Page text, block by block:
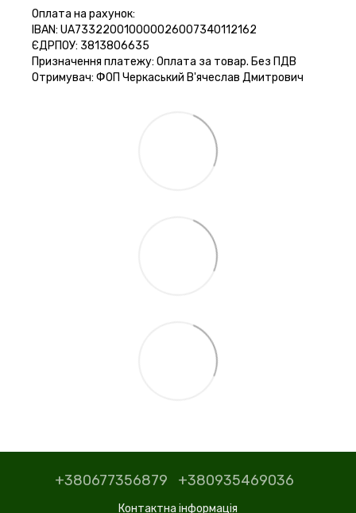
Оплата на рахунок:
IBAN: UA733220010000026007340112162
ЄДРПОУ: 3813806635
Призначення платежу: Оплата за товар. Без ПДВ
Отримувач: ФОП Черкаський В'ячеслав Дмитрович
+380677356879 +380935469036
Контактна інформація